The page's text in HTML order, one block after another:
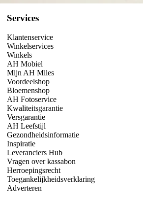
Services
Klantenservice
Winkelservices
Winkels
AH Mobiel
Mijn AH Miles
Voordeelshop
Bloemenshop
AH Fotoservice
Kwaliteitsgarantie
Versgarantie
AH Leefstijl
Gezondheidsinformatie
Inspiratie
Leveranciers Hub
Vragen over kassabon
Herroepingsrecht
Toegankelijkheidsverklaring
Adverteren